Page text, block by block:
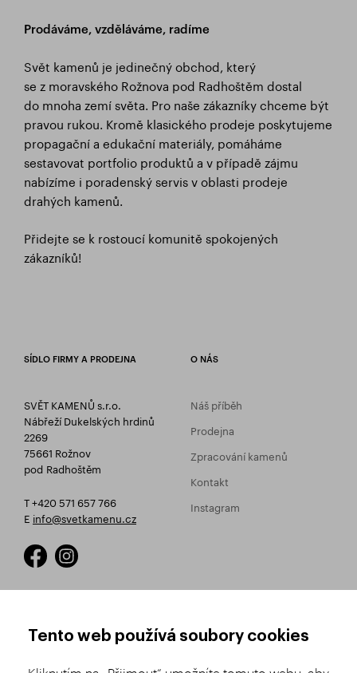
Prodáváme, vzděláváme, radíme
Svět kamenů je jedinečný obchod, který
se z moravského Rožnova pod Radhoštěm dostal
do mnoha zemí světa. Pro naše zákazníky chceme být
pravou rukou. Kromě klasického prodeje poskytujeme
propagační a edukační materiály, pomáháme
sestavovat portfolio produktů a v případě zájmu
nabízíme i poradenský servis v oblasti prodeje
drahých kamenů.
Přidejte se k rostoucí komunitě spokojených
zákazníků!
SÍDLO FIRMY A PRODEJNA
SVĚT KAMENŮ s.r.o.
Nábřeží Dukelských hrdinů
2269
75661 Rožnov
pod Radhoštěm
T +420 571 657 766
E info@svetkamenu.cz
O NÁS
Náš příběh
Prodejna
Zpracování kamenů
Kontakt
Instagram
Registrace Obchodní podmínky
Tento web používá soubory cookies